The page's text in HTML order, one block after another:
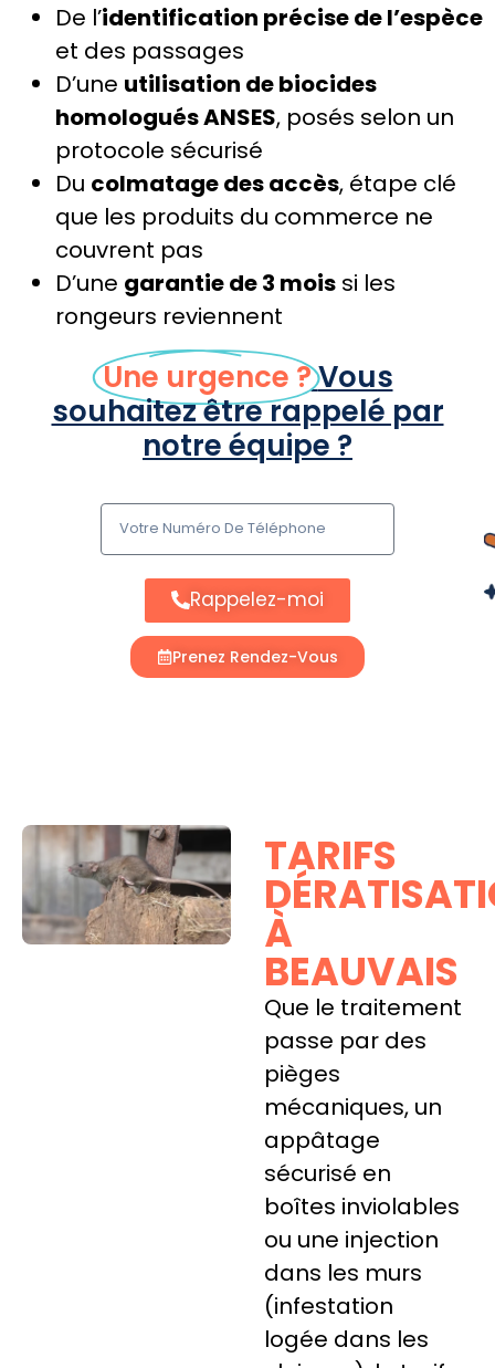
De l’identification précise de l’espèce
et des passages
D’une utilisation de biocides
homologués ANSES, posés selon un
protocole sécurisé
Du colmatage des accès, étape clé
que les produits du commerce ne
couvrent pas
D’une garantie de 3 mois si les
rongeurs reviennent
Une urgence ?Vous
souhaitez être rappelé par
notre équipe ?
Rappelez-moi
Prenez Rendez-Vous
TARIFS
À
BEAUVAIS
Que le traitement
passe par des
pièges
mécaniques, un
appâtage
sécurisé en
boîtes inviolables
ou une injection
dans les murs
(infestation
logée dans les